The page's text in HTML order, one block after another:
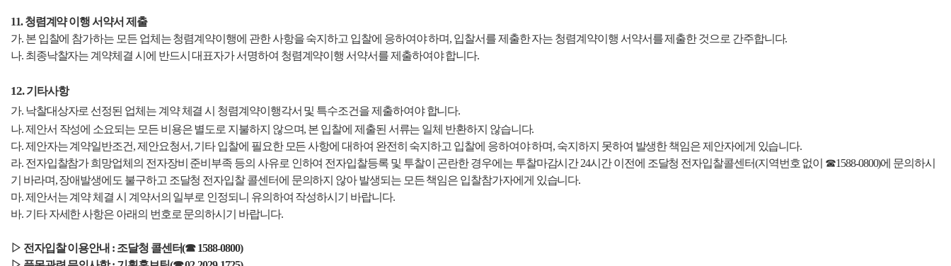
11. 청렴계약 이행 서약서 제출
가. 본 입찰에 참가하는 모든 업체는 청렴계약이행에 관한 사항을 숙지하고 입찰에 응하여야 하며, 입찰서를 제출한 자는 청렴계약이행 서약서를 제출한 것으로 간주합니다.
나. 최종낙찰자는 계약체결 시에 반드시 대표자가 서명하여 청렴계약이행 서약서를 제출하여야 합니다.
12.기타사항
가. 낙찰대상자로 선정된 업체는 계약 체결 시 청렴계약이행각서 및 특수조건을제출하여야 합니다.
나.제안서 작성에 소요되는 모든 비용은 별도로 지불하지 않으며, 본 입찰에 제출된 서류는 일체 반환하지 않습니다.
다.제안자는 계약일반조건, 제안요청서, 기타 입찰에 필요한 모든 사항에 대하여 완전히 숙지하고 입찰에 응하여야 하며, 숙지하지 못하여 발생한 책임은 제안자에게 있습니다.
라. 전자입찰참가 희망업체의 전자장비 준비부족 등의 사유로 인하여 전자입찰등록 및 투찰이 곤란한 경우에는 투찰마감시간 24시간 이전에 조달청 전자입찰콜센터(지역번호 없이 ☎1588-0800)에 문의하시
기 바라며, 장애발생에도 불구하고 조달청 전자입찰 콜센터에 문의하지 않아 발생되는 모든 책임은 입찰참가자에게 있습니다.
마. 제안서는 계약 체결 시 계약서의 일부로 인정되니 유의하여 작성하시기 바랍니다.
바. 기타 자세한 사항은 아래의 번호로 문의하시기 바랍니다.
▷ 전자입찰 이용안내 : 조달청 콜센터(☎1588-0800)